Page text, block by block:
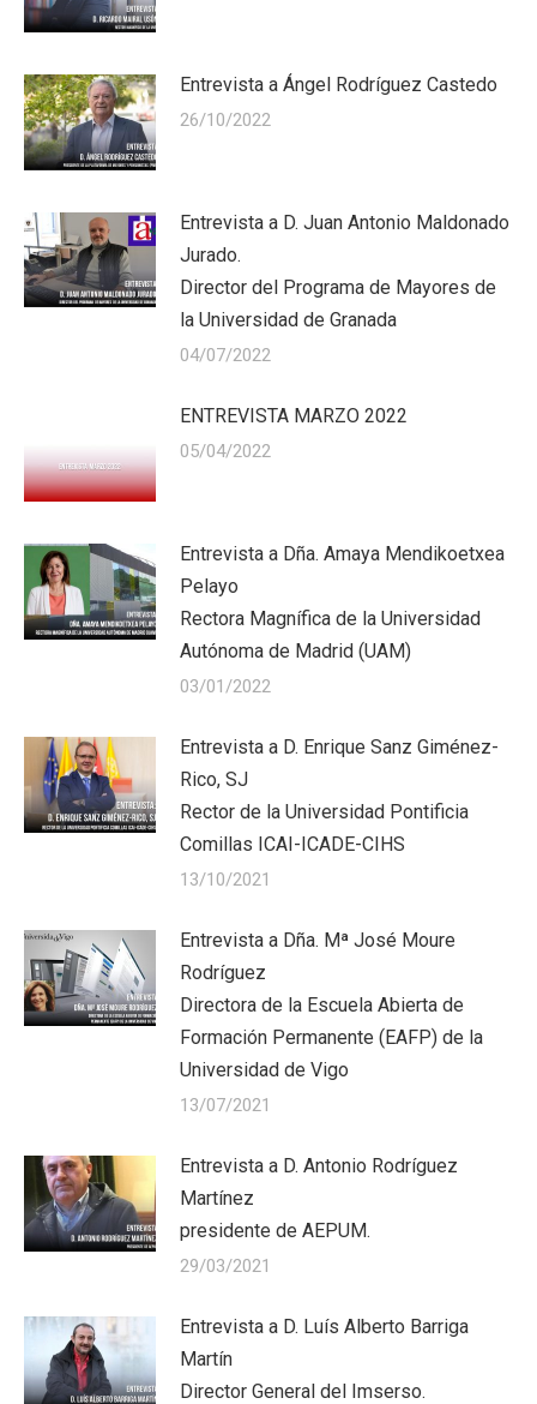
Entrevista a Ángel Rodríguez Castedo
26/10/2022
Entrevista a D. Juan Antonio Maldonado
Jurado.
Director del Programa de Mayores de
la Universidad de Granada
04/07/2022
ENTREVISTA MARZO 2022
05/04/2022
Entrevista a Dña. Amaya Mendikoetxea
Pelayo
Rectora Magnífica de la Universidad
Autónoma de Madrid (UAM)
03/01/2022
Entrevista a D. Enrique Sanz Giménez-
Rico, SJ
Rector de la Universidad Pontificia
Comillas ICAI-ICADE-CIHS
13/10/2021
Entrevista a Dña. Mª José Moure
Rodríguez
Directora de la Escuela Abierta de
Formación Permanente (EAFP) de la
Universidad de Vigo
13/07/2021
Entrevista a D. Antonio Rodríguez
Martínez
presidente de AEPUM.
29/03/2021
Entrevista a D. Luís Alberto Barriga
Martín
Director General del Imserso.